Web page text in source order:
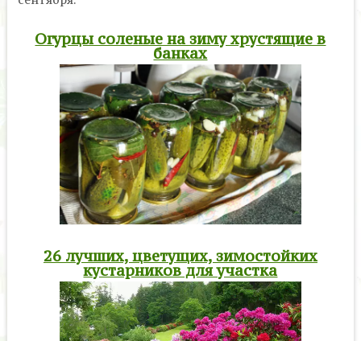
Огурцы соленые на зиму хрустящие в
банках
26 лучших, цветущих, зимостойких
кустарников для участка